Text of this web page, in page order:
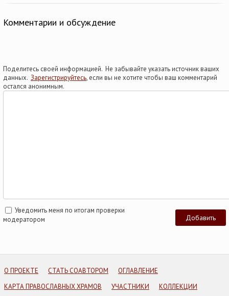
Комментарии и обсуждение
Поделитесь своей информацией. Не забывайте указать источник ваших
данных. Зарегистрируйтесь, если вы не хотите чтобы ваш комментарий
остался анонимным.
Уведомить меня по итогам проверки
модератором
О ПРОЕКТЕ СТАТЬ СОАВТОРОМ
ОГЛАВЛЕНИЕ
КАРТА ПРАВОСЛАВНЫХ ХРАМОВ
УЧАСТНИКИ КОЛЛЕКЦИИ